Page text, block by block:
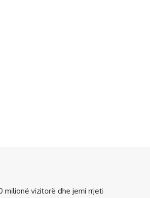
milionë vizitorë dhe jemi rrjeti